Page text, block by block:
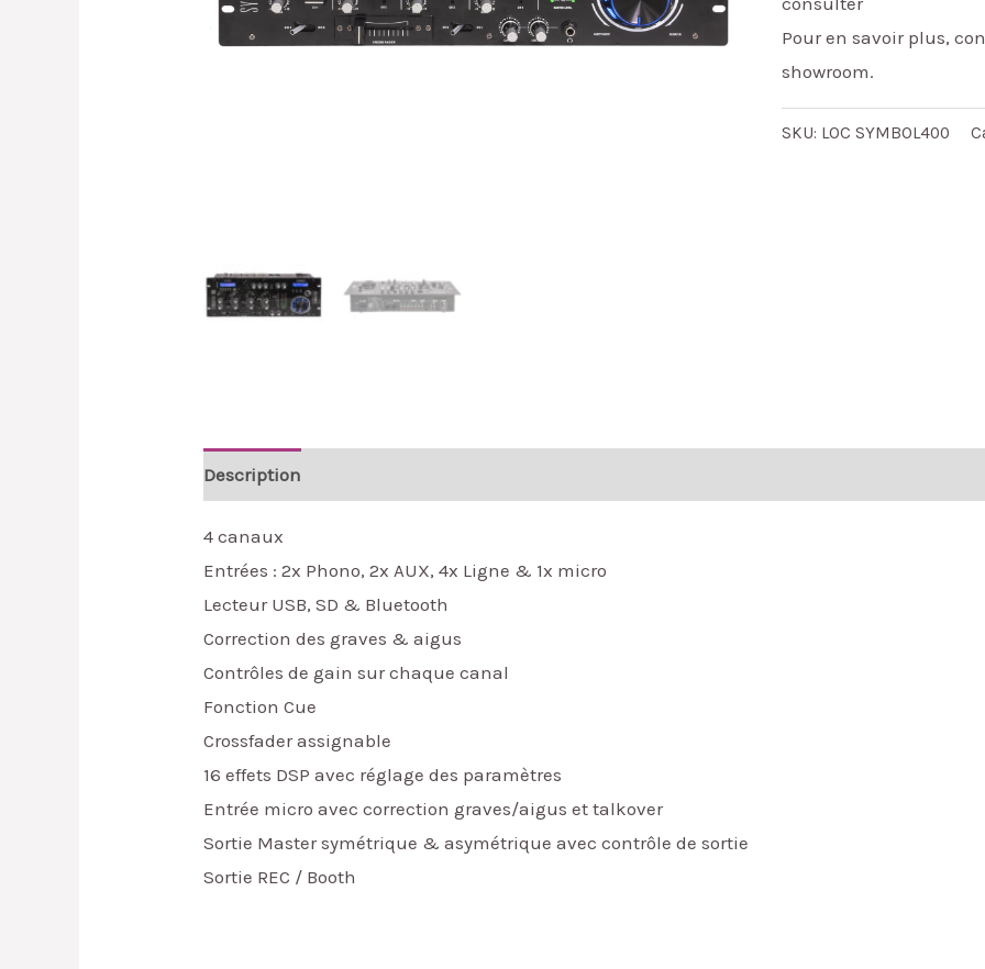
Pour en savoir plus,
showroom.
SKU: LOC SYMBOL400
Description
4 canaux
Entrées : 2x Phono, 2x AUX, 4x Ligne & 1x micro
Lecteur USB, SD & Bluetooth
Correction des graves & aigus
Contrôles de gain sur chaque canal
Fonction Cue
Crossfader assignable
16 effets DSP avec réglage des paramètres
Entrée micro avec correction graves/aigus et talkover
Sortie Master symétrique & asymétrique avec contrôle de sortie
Sortie REC / Booth